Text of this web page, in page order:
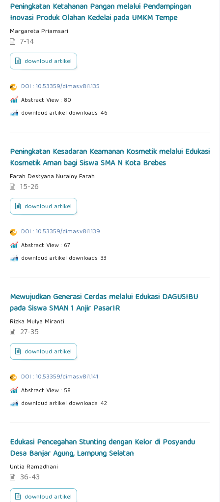
Peningkatan Ketahanan Pangan melalui Pendampingan
Inovasi Produk Olahan Kedelai pada UMKM Tempe
Margareta Priamsari
7-14
downloud artikel
DOI : 10.53359/dimas.v8i1.135
Abstract View : 80
downloud artikel downloads: 46
Peningkatan Kesadaran Keamanan Kosmetik melalui Edukasi
Kosmetik Aman bagi Siswa SMA N Kota Brebes
Farah Destyana Nurainy Farah
15-26
downloud artikel
DOI : 10.53359/dimas.v8i1.139
Abstract View : 67
downloud artikel downloads: 33
Mewujudkan Generasi Cerdas melalui Edukasi DAGUSIBU
pada Siswa SMAN 1 Anjir PasarIR
Rizka Mulya Miranti
27-35
downloud artikel
DOI : 10.53359/dimas.v8i1.141
Abstract View : 58
downloud artikel downloads: 42
Edukasi Pencegahan Stunting dengan Kelor di Posyandu
Desa Banjar Agung, Lampung Selatan
Untia Ramadhani
36-43
downloud artikel